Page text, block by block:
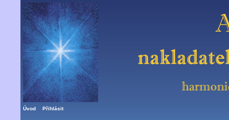
Úvod Přihlásit